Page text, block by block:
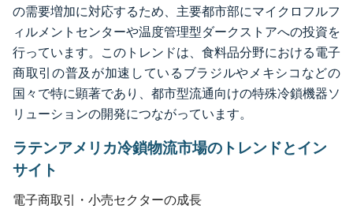
の需要増加に対応するため、主要都市部にマイクロフルフ
ィルメントセンターや温度管理型ダークストアへの投資を
行っています。このトレンドは、食料品分野における電子
商取引の普及が加速しているブラジルやメキシコなどの
国々で特に顕著であり、都市型流通向けの特殊冷鎖機器ソ
リューションの開発につながっています。
ラテンアメリカ冷鎖物流市場のトレンドとイン
サイト
電子商取引・小売セクターの成長